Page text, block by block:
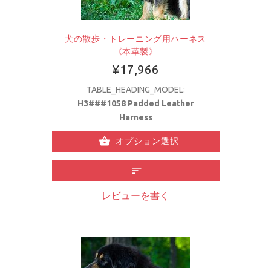
犬の散歩・トレーニング用ハーネス
《本革製》
¥17,966
TABLE_HEADING_MODEL:
H3###1058 Padded Leather
Harness
オプション選択
レビューを書く